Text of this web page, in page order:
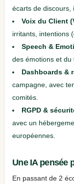
écarts de discours,
Voix du Client
irritants, intentions
Speech &
des émotions et du
Dashboards &
campagne, avec
comités.
RGPD &
avec un
européennes.
Une IA pensée
En passant de 2